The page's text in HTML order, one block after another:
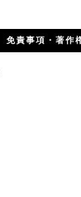
免責事項・著作